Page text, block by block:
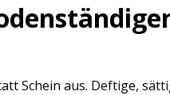
Schein aus. Deftige,